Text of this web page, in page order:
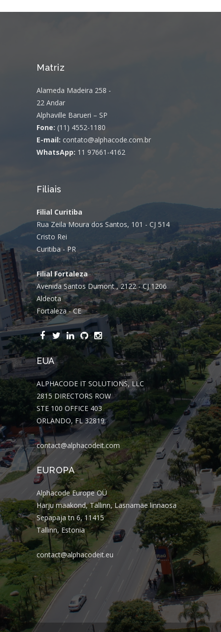
Matriz
Alameda Madeira 258 -
22 Andar
Alphaville Barueri – SP
Fone: (11) 4552-1180
E-mail: contato@alphacode.com.br
WhatsApp: 11 97661-4162
Filiais
Filial Curitiba
Rua Zeila Moura dos Santos, 101 - CJ 514
Cristo Rei
Curitiba - PR
Filial Fortaleza
Avenida Santos Dumont , 2122 - CJ 1206
Aldeota
Fortaleza - CE
EUA
ALPHACODE IT SOLUTIONS, LLC
2815 DIRECTORS ROW
STE 100 OFFICE 403
ORLANDO, FL 32819
contact@alphacodeit.com
EUROPA
Alphacode Europe OÜ
Harju maakond, Tallinn, Lasnamäe linnaosa
Sepapaja tn 6, 11415
Tallinn, Estonia
contact@alphacodeit.eu